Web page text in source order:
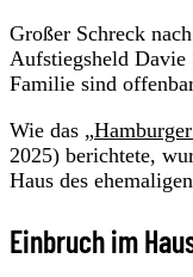
Großer Schreck
Aufstiegsheld Davie
Familie sind
Wie das „
2025) berichtete,
Haus des
Einbruch im